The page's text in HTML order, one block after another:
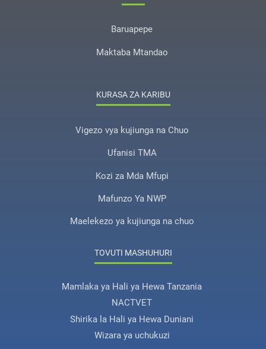
Baruapepe
Maktaba Mtandao
KURASA ZA KARIBU
Vigezo vya kujiunga na Chuo
Ufanisi TMA
Kozi za Mda Mfupi
Mafunzo Ya NWP
Maelekezo ya kujiunga na chuo
TOVUTI MASHUHURI
Mamlaka ya Hali ya Hewa Tanzania
NACTVET
Shirika la Hali ya Hewa Duniani
Wizara ya uchukuzi